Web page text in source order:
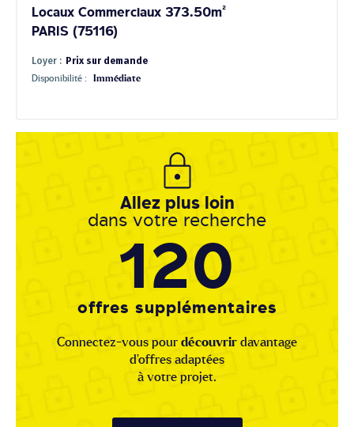
Locaux Commerciaux 373.50m²
PARIS (75116)
Loyer : Prix sur demande
Disponibilité : Immédiate
Allez plus loin
dans votre recherche
120
offres supplémentaires
Connectez-vous pour découvrir davantage
d'offres adaptées
à votre projet.